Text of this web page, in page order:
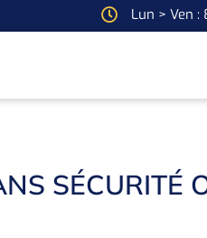
Lun > Ven :
SÉCURITÉ